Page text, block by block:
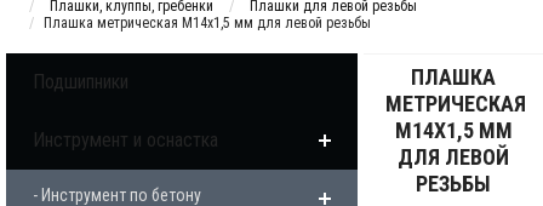
Плашки, клуппы, гребенки
Плашки для левой резьбы
Плашка метрическая М14х1,5 мм для левой резьбы
Подшипники
Инструмент и оснастка
- Инструмент по бетону
ПЛАШКА
МЕТРИЧЕСКАЯ
М14Х1,5 ММ
ДЛЯ ЛЕВОЙ
РЕЗЬБЫ